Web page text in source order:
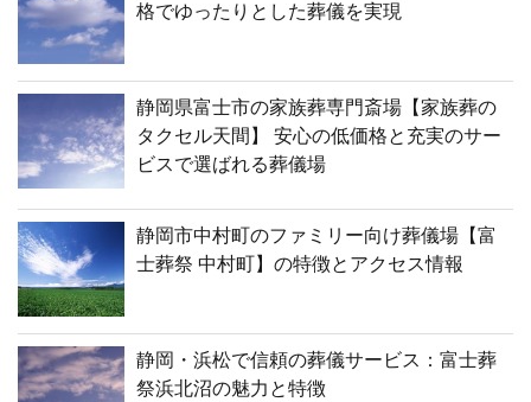
格でゆったりとした葬儀を実現
静岡県富士市の家族葬専門斎場【家族葬の
タクセル天間】 安心の低価格と充実のサー
ビスで選ばれる葬儀場
静岡市中村町のファミリー向け葬儀場【富
士葬祭 中村町】の特徴とアクセス情報
静岡・浜松で信頼の葬儀サービス：富士葬
祭浜北沼の魅力と特徴